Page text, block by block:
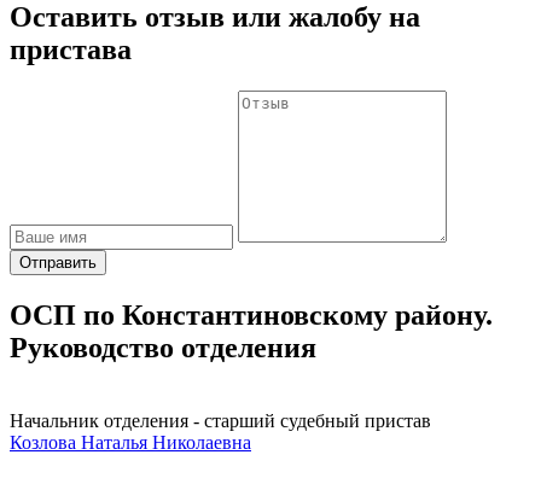
Оставить отзыв или жалобу на
пристава
Отправить
ОСП по Константиновскому району.
Руководство отделения
Начальник отделения - старший судебный пристав
Козлова Наталья Николаевна